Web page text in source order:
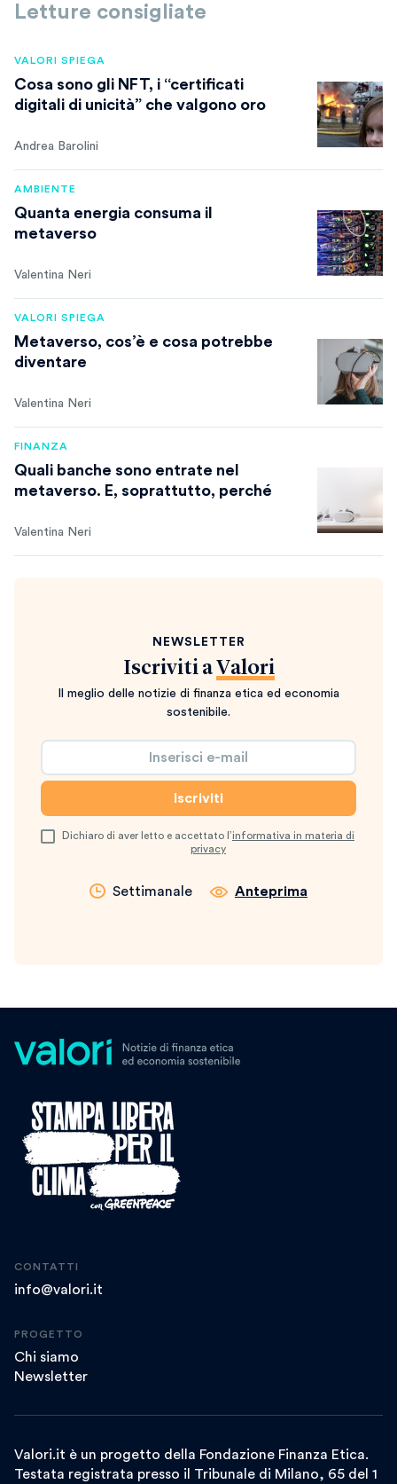
Letture consigliate
VALORI SPIEGA
Cosa sono gli NFT, i “certificati
digitali di unicità” che valgono oro
Andrea Barolini
AMBIENTE
Quanta energia consuma il
metaverso
Valentina Neri
VALORI SPIEGA
Metaverso, cos’è e cosa potrebbe
diventare
Valentina Neri
FINANZA
Quali banche sono entrate nel
metaverso. E, soprattutto, perché
Valentina Neri
NEWSLETTER
Iscriviti a Valori
Il meglio delle notizie di finanza etica ed economia
sostenibile.
Dichiaro di aver letto e accettato l’informativa in materia di
privacy
Settimanale Anteprima
CONTATTI
info@valori.it
PROGETTO
Chi siamo
Newsletter
Valori.it è un progetto della Fondazione Finanza Etica.
Testata registrata presso il Tribunale di Milano, 65 del 1